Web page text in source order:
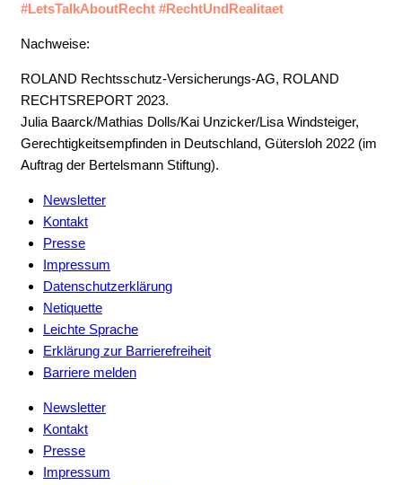
#LetsTalkAboutRecht #RechtUndRealitaet
Nachweise:
ROLAND Rechtsschutz-Versicherungs-AG, ROLAND
RECHTSREPORT 2023.
Julia Baarck/Mathias Dolls/Kai Unzicker/Lisa Windsteiger,
Gerechtigkeitsempfinden in Deutschland, Gütersloh 2022 (im
Auftrag der Bertelsmann Stiftung).
Newsletter
Kontakt
Presse
Impressum
Datenschutzerklärung
Netiquette
Leichte Sprache
Erklärung zur Barrierefreiheit
Barriere melden
Newsletter
Kontakt
Presse
Impressum